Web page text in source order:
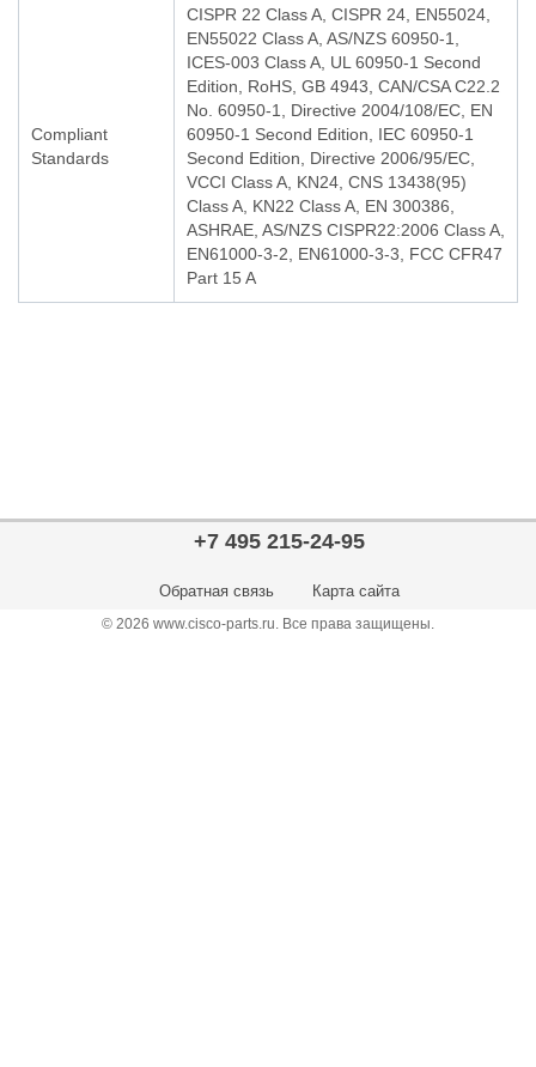
Compliant
Standards
CISPR 22 Class A, CISPR 24, EN55024,
EN55022 Class A, AS/NZS 60950-1,
ICES-003 Class A, UL 60950-1 Second
Edition, RoHS, GB 4943, CAN/CSA C22.2
No. 60950-1, Directive 2004/108/EC, EN
60950-1 Second Edition, IEC 60950-1
Second Edition, Directive 2006/95/EC,
VCCI Class A, KN24, CNS 13438(95)
Class A, KN22 Class A, EN 300386,
ASHRAE, AS/NZS CISPR22:2006 Class A,
EN61000-3-2, EN61000-3-3, FCC CFR47
Part 15 A
+7 495 215-24-95
Обратная связь Карта сайта
© 2026 www.cisco-parts.ru. Все права защищены.